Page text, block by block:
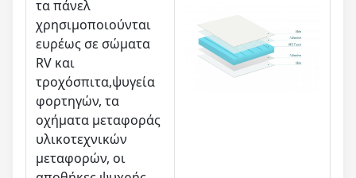
τα πάνελ
χρησιμοποιούνται
ευρέως σε σώματα
RV και
τροχόσπιτα,ψυγεία
φορτηγών, τα
οχήματα μεταφοράς
υλικοτεχνικών
μεταφορών, οι